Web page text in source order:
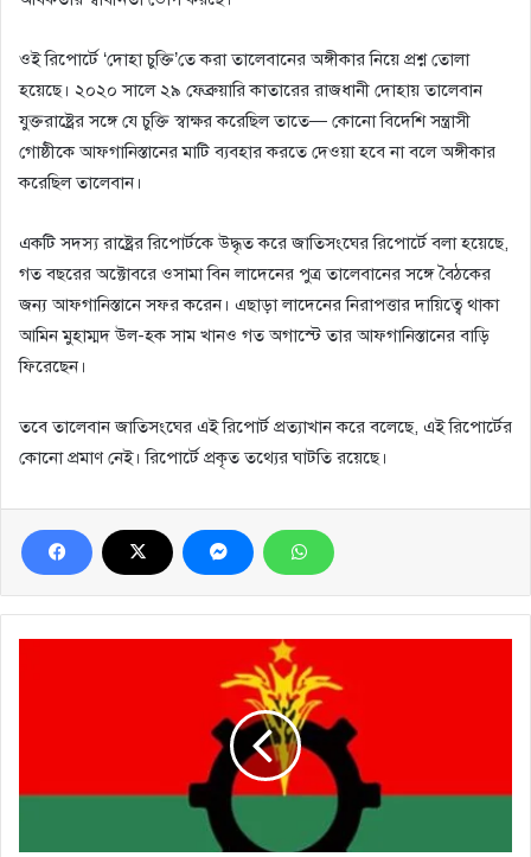
ওই রিপোর্টে ‘দোহা চুক্তি’তে করা তালেবানের অঙ্গীকার নিয়ে প্রশ্ন তোলা
হয়েছে। ২০২০ সালে ২৯ ফেব্রুয়ারি কাতারের রাজধানী দোহায় তালেবান
যুক্তরাষ্ট্রের সঙ্গে যে চুক্তি স্বাক্ষর করেছিল তাতে— কোনো বিদেশি সন্ত্রাসী
গোষ্ঠীকে আফগানিস্তানের মাটি ব্যবহার করতে দেওয়া হবে না বলে অঙ্গীকার
করেছিল তালেবান।
একটি সদস্য রাষ্ট্রের রিপোর্টকে উদ্ধৃত করে জাতিসংঘের রিপোর্টে বলা হয়েছে,
গত বছরের অক্টোবরে ওসামা বিন লাদেনের পুত্র তালেবানের সঙ্গে বৈঠকের
জন্য আফগানিস্তানে সফর করেন। এছাড়া লাদেনের নিরাপত্তার দায়িত্বে থাকা
আমিন মুহাম্মদ উল-হক সাম খানও গত অগাস্টে তার আফগানিস্তানের বাড়ি
ফিরেছেন।
তবে তালেবান জাতিসংঘের এই রিপোর্ট প্রত্যাখান করে বলেছে, এই রিপোর্টের
কোনো প্রমাণ নেই। রিপোর্টে প্রকৃত তথ্যের ঘাটতি রয়েছে।